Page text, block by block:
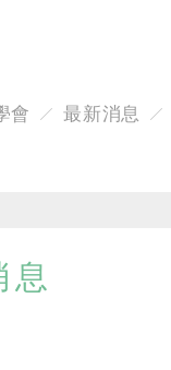
會 最新消息
息